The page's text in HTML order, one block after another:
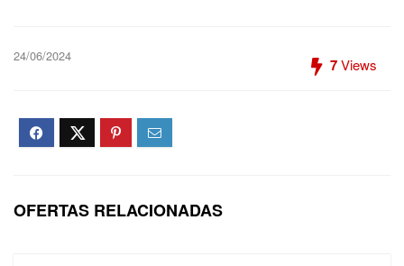
24/06/2024 7Views
OFERTAS RELACIONADAS